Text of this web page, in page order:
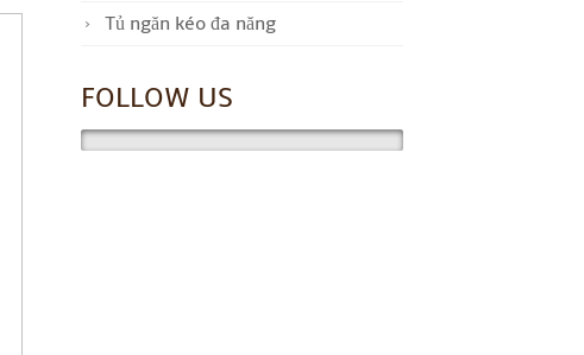
Tủ ngăn kéo đa năng
FOLLOW US